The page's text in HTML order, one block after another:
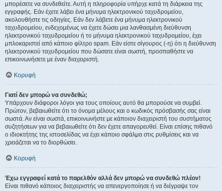
μπορέσετε να συνδεθείτε. Αυτή η πληροφορία υπήρχε κατά τη διάρκεια της
εγγραφής. Εάν έχετε λάβει ένα μήνυμα ηλεκτρονικού ταχυδρομείου,
ακολουθήστε τις οδηγίες. Εάν δεν λάβετε ένα μήνυμα ηλεκτρονικού
ταχυδρομείου, ενδεχομένως να έχετε δώσει μια λανθασμένη διεύθυνση
ηλεκτρονικού ταχυδρομείου ή το μήνυμα ηλεκτρονικού ταχυδρομείου, έχει
μπλοκαριστεί από κάποιο φίλτρο spam. Εάν είστε σίγουρος (-η) ότι η διεύθυνση
ηλεκτρονικού ταχυδρομείου που δώσατε είναι σωστή, προσπαθήστε να
επικοινωνήσετε με έναν διαχειριστή.
Κορυφή
Γιατί δεν μπορώ να συνδεθώ;
Υπάρχουν διάφοροι λόγοι για τους οποίους αυτό θα μπορούσε να συμβεί.
Πρώτον, βεβαιωθείτε ότι το όνομα μέλους και ο κωδικός πρόσβασής σας είναι
σωστά. Αν είναι σωστά, επικοινωνήστε με κάποιον διαχειριστή του συστήματος
συζητήσεων για να βεβαιωθείτε ότι δεν έχετε απαγορευθεί. Είναι επίσης πιθανό
ο ιδιοκτήτης της ιστοσελίδας να έχει κάποιο σφάλμα στις ρυθμίσεις και να
χρειάζεται να το διορθώσει.
Κορυφή
Έχω εγγραφεί κατά το παρελθόν αλλά δεν μπορώ να συνδεθώ πλέον!
Είναι πιθανό κάποιος διαχειριστής να απενεργοποίησε ή να διέγραψε τον